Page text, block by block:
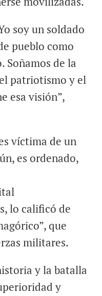
soy un soldado
pueblo como
Soñamos de la
patriotismo y el
esa visión”,
víctima de un
es ordenado,
lo calificó de
que
militares.
y la batalla
y